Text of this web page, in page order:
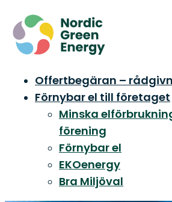
Offertbegäran –
Förnybar el till företaget
Minska
förening
Förnybar el
EKOenergy
Bra Miljöval